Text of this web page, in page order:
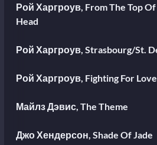
Рой Харгроув, From The Top
Head
Рой Харгроув, Strasbourg/St.
Рой Харгроув, Fighting For Love
Майлз Дэвис, The Theme
Джо Хендерсон, Shade Of Jade